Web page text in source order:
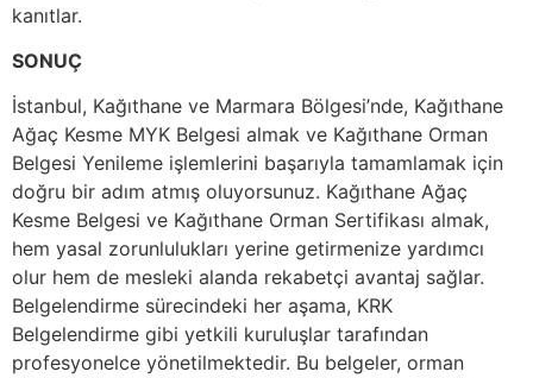
kanıtlar.
SONUÇ
İstanbul, Kağıthane ve Marmara Bölgesi’nde, Kağıthane
Ağaç Kesme MYK Belgesi almak ve Kağıthane Orman
Belgesi Yenileme işlemlerini başarıyla tamamlamak için
doğru bir adım atmış oluyorsunuz. Kağıthane Ağaç
Kesme Belgesi ve Kağıthane Orman Sertifikası almak,
hem yasal zorunlulukları yerine getirmenize yardımcı
olur hem de mesleki alanda rekabetçi avantaj sağlar.
Belgelendirme sürecindeki her aşama, KRK
Belgelendirme gibi yetkili kuruluşlar tarafından
profesyonelce yönetilmektedir. Bu belgeler, orman